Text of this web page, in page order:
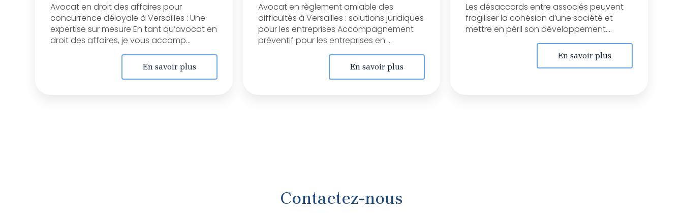
Avocat en droit des affaires pour
concurrence déloyale à Versailles : Une
expertise sur mesure En tant qu’avocat en
droit des affaires, je vous accomp...
En savoir plus
Avocat en règlement amiable des
difficultés à Versailles : solutions juridiques
pour les entreprises Accompagnement
préventif pour les entreprises en ...
En savoir plus
Les désaccords entre associés peuvent
fragiliser la cohésion d’une société et
mettre en péril son développement....
En savoir plus
Contactez-nous